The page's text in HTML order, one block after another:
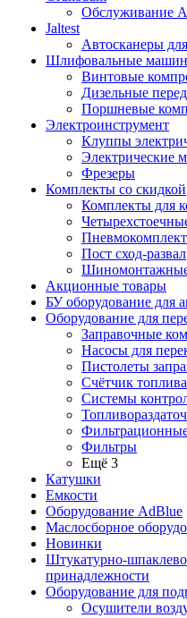
Обслуживание
Jaltest
Автосканеры
Шлифовальные
Винтовые
Дизельные
Поршневые
Электроинструмент
Клуппы
Электрические
Фрезеры
Комплекты со скидкой
Комплекты для
Пост сход-развал
Акционные товары
БУ оборудование для
Оборудование для
Заправочные
Насосы для
Пистолеты
Счётчик
Системы
Фильтры
Ещё 3
Катушки
Емкости
Оборудование AdBlue
Маслосборное
Новинки
Штукатурно-
принадлежности
Оборудование для
Осушители